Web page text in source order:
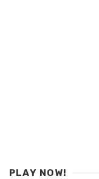
PLAY NOW!